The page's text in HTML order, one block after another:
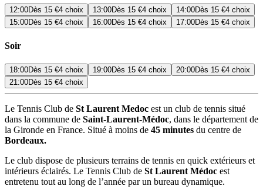
12:00Dès 15 €4 choix 13:00Dès 15 €4 choix 14:00Dès 15 €4 choix
15:00Dès 15 €4 choix 16:00Dès 15 €4 choix 17:00Dès 15 €4 choix
Soir
18:00Dès 15 €4 choix 19:00Dès 15 €4 choix 20:00Dès 15 €4 choix
21:00Dès 15 €4 choix
Le Tennis Club de St Laurent Medoc est un club de tennis situé
dans la commune de Saint-Laurent-Médoc, dans le département de
la Gironde en France. Situé à moins de 45 minutes du centre de
Bordeaux.
Le club dispose de plusieurs terrains de tennis en quick extérieurs et
intérieurs éclairés. Le Tennis Club de St Laurent Médoc est
entretenu tout au long de l’année par un bureau dynamique.